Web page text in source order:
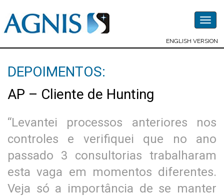
ENGLISH VERSION
DEPOIMENTOS:
AP – Cliente de Hunting
“Levantei processos anteriores nos
controles e verifiquei que no ano
passado 3 consultorias trabalharam
esta vaga em momentos diferentes.
Veja só a importância de se manter